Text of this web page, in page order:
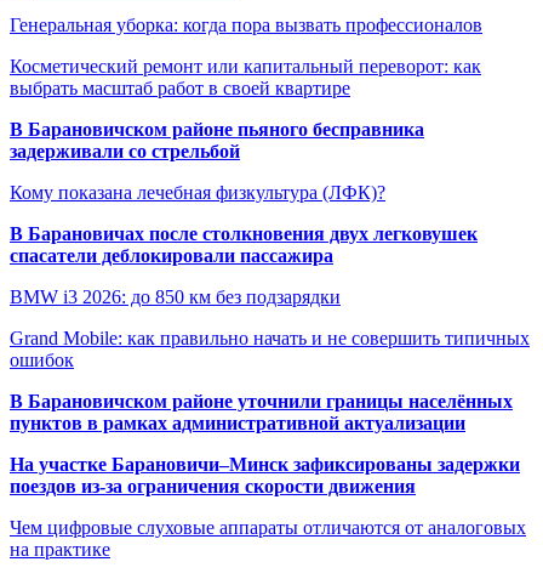
Генеральная уборка: когда пора вызвать профессионалов
Косметический ремонт или капитальный переворот: как
выбрать масштаб работ в своей квартире
В Барановичском районе пьяного бесправника
задерживали со стрельбой
Кому показана лечебная физкультура (ЛФК)?
В Барановичах после столкновения двух легковушек
спасатели деблокировали пассажира
BMW i3 2026: до 850 км без подзарядки
Grand Mobile: как правильно начать и не совершить типичных
ошибок
В Барановичском районе уточнили границы населённых
пунктов в рамках административной актуализации
На участке Барановичи–Минск зафиксированы задержки
поездов из-за ограничения скорости движения
Чем цифровые слуховые аппараты отличаются от аналоговых
на практике